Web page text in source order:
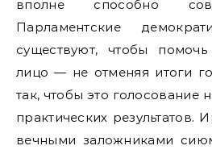
вполне способно
Парламентские
существуют, чтобы
лицо — не отменяя итоги
так, чтобы это голосование
практических результатов.
вечными заложниками